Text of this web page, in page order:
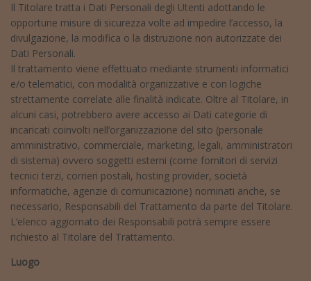
Il Titolare tratta i Dati Personali degli Utenti adottando le
opportune misure di sicurezza volte ad impedire l’accesso, la
divulgazione, la modifica o la distruzione non autorizzate dei
Dati Personali.
Il trattamento viene effettuato mediante strumenti informatici
e/o telematici, con modalità organizzative e con logiche
strettamente correlate alle finalità indicate. Oltre al Titolare, in
alcuni casi, potrebbero avere accesso ai Dati categorie di
incaricati coinvolti nell’organizzazione del sito (personale
amministrativo, commerciale, marketing, legali, amministratori
di sistema) ovvero soggetti esterni (come fornitori di servizi
tecnici terzi, corrieri postali, hosting provider, società
informatiche, agenzie di comunicazione) nominati anche, se
necessario, Responsabili del Trattamento da parte del Titolare.
L’elenco aggiornato dei Responsabili potrà sempre essere
richiesto al Titolare del Trattamento.
Luogo